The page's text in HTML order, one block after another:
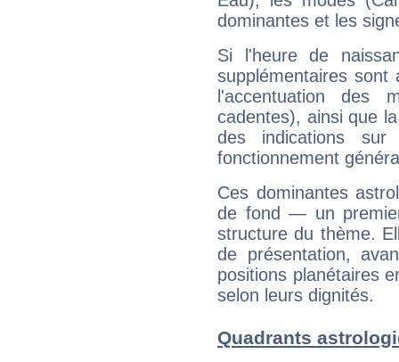
dominantes et les
Si l'heure de
supplémentaires sont
l'accentuation des
cadentes), ainsi que
des indications sur
fonctionnement
Ces dominantes
de fond — un
structure du thème.
de présentation,
positions planétaires
selon leurs dignités.
Quadrants